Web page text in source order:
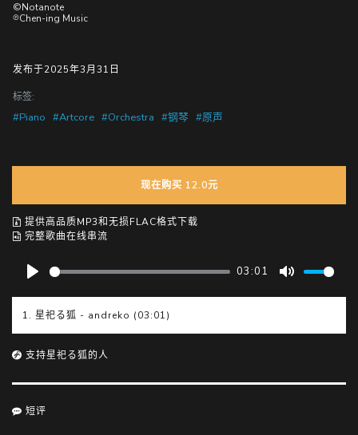
©Notanote
℗Chen-ing Music
发布于2025年3月31日
标签:
#Piano #Artcore #Orchestra #钢琴 #原声
现在购买 12.0元
提供高品质MP3和无损FLAC格式下载
完整歌曲在线串流
a
03:01
1. 星祀る狐 - andreko (03:01)
支持星祀る狐的人
短评